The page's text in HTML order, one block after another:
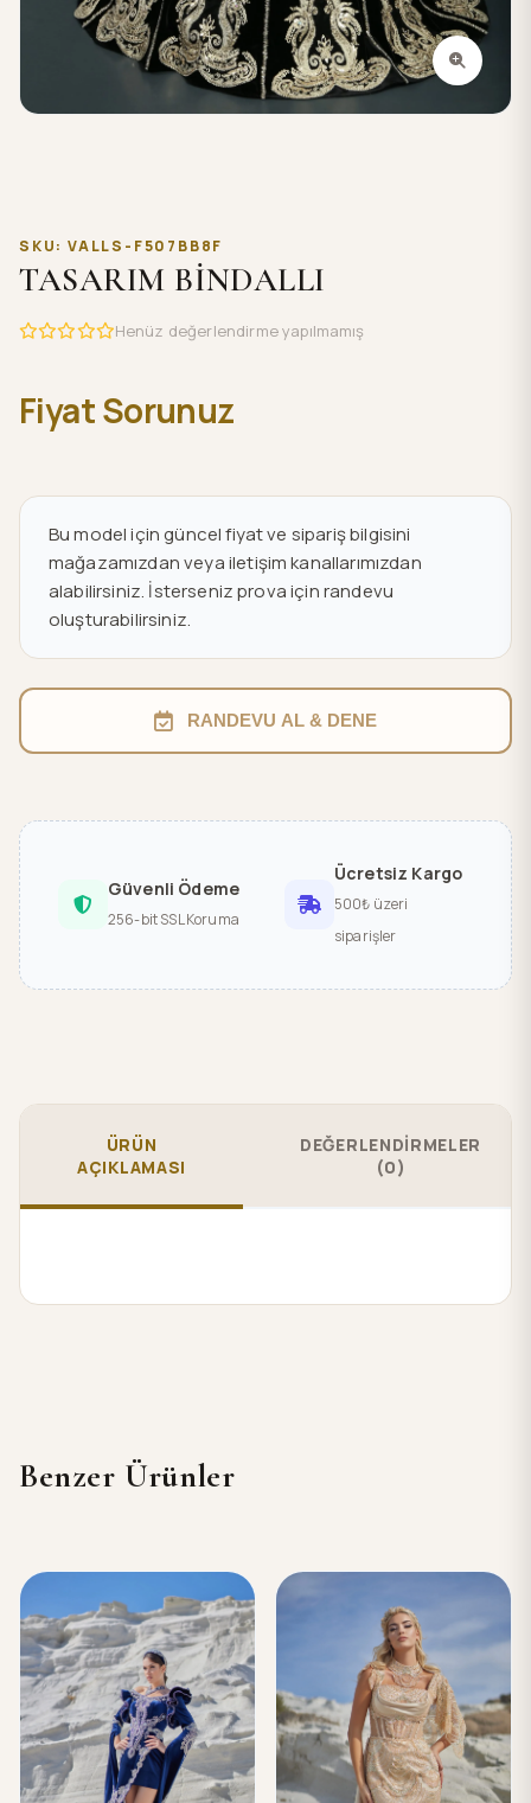
SKU: VALLS-F507BB8F
TASARIM BİNDALLI
Henüz değerlendirme yapılmamış
Fiyat Sorunuz
Bu model için güncel fiyat ve sipariş bilgisini
mağazamızdan veya iletişim kanallarımızdan
alabilirsiniz. İsterseniz prova için randevu
oluşturabilirsiniz.
RANDEVU AL & DENE
Güvenli Ödeme
256-bit SSL Koruma
Ücretsiz Kargo
500₺ üzeri
siparişler
ÜRÜN
AÇIKLAMASI
DEĞERLENDİRMELER
(0)
Benzer Ürünler